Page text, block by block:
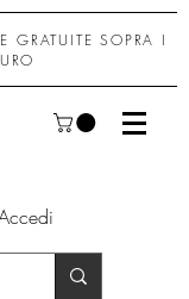
GRATUITE SOPRA I